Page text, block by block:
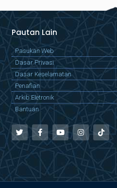
Pautan Lain
Pasukan Web
Dasar Privasi
Dasar Keselamatan
Penafian
Arkib Eletronik
Bantuan